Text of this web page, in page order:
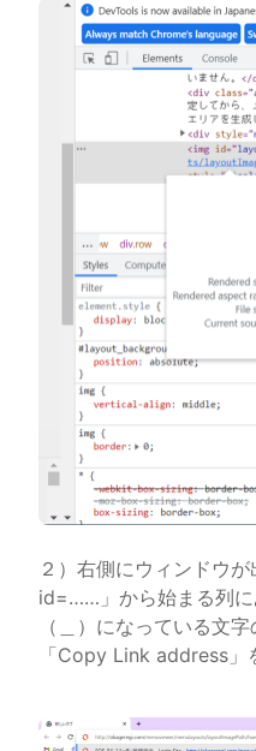
２）右側にウィンドウ
id=……」から始まる列に
（＿）になっている文
「Copy Link address」